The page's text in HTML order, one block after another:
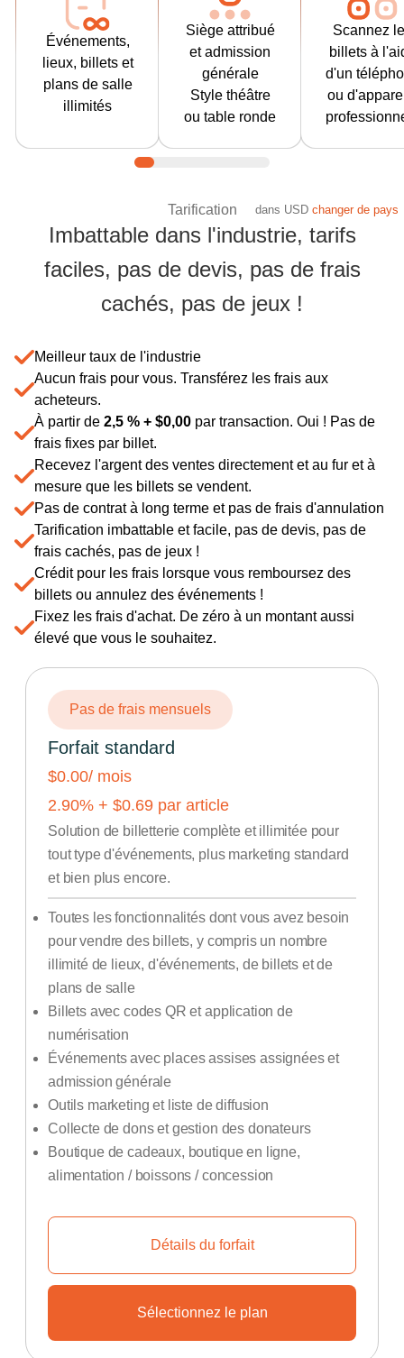
Événements,
lieux, billets et
plans de salle
illimités
plans de salle.
Organisez
autant
d'événements
simultanés
lieux à travers
Siège attribué
et admission
générale
Style théâtre
ou table ronde
amphithéâtre,
la table ronde
(style dîner), le
style restaurant
/ cabaret, le
style boîte de
siège.
Apprendre
encore plus
Scannez
billets à
d'un
ou
pour
admettre
de contrôle
porte prend
rentrée"
que vous
tamponner
Économisez
Tarification dans USD changer de pays
Imbattable dans l'industrie, tarifs
faciles, pas de devis, pas de frais
cachés, pas de jeux !
Meilleur taux de l'industrie
Aucun frais pour vous. Transférez les frais aux
acheteurs.
À partir de 2,5 % + $0,00 par transaction. Oui ! Pas de
frais fixes par billet.
Recevez l'argent des ventes directement et au fur et à
mesure que les billets se vendent.
Pas de contrat à long terme et pas de frais d'annulation
Tarification imbattable et facile, pas de devis, pas de
frais cachés, pas de jeux !
Crédit pour les frais lorsque vous remboursez des
billets ou annulez des événements !
Fixez les frais d'achat. De zéro à un montant aussi
élevé que vous le souhaitez.
Pas de frais mensuels
Forfait standard
$0.00/ mois
2.90% + $0.69 par article
Solution de billetterie complète et illimitée pour
tout type d'événements, plus marketing standard
et bien plus encore.
Toutes les fonctionnalités dont vous avez besoin
pour vendre des billets, y compris un nombre
illimité de lieux, d'événements, de billets et de
plans de salle
Billets avec codes QR et application de
numérisation
Événements avec places assises assignées et
admission générale
Outils marketing et liste de diffusion
Collecte de dons et gestion des donateurs
Boutique de cadeaux, boutique en ligne,
alimentation / boissons / concession
Détails du forfait
Sélectionnez le plan